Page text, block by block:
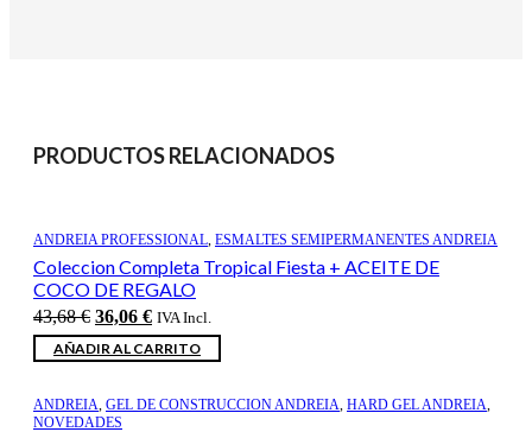
PRODUCTOS RELACIONADOS
ANDREIA PROFESSIONAL, ESMALTES SEMIPERMANENTES ANDREIA
Coleccion Completa Tropical Fiesta + ACEITE DE
COCO DE REGALO
43,68€ El
precio
original
43,68 €.
36,06 €El
precio
actual
36,06 €.
IVA Incl.
AÑADIR AL CARRITO
ANDREIA, GEL DE CONSTRUCCION ANDREIA, HARD GEL ANDREIA,
NOVEDADES